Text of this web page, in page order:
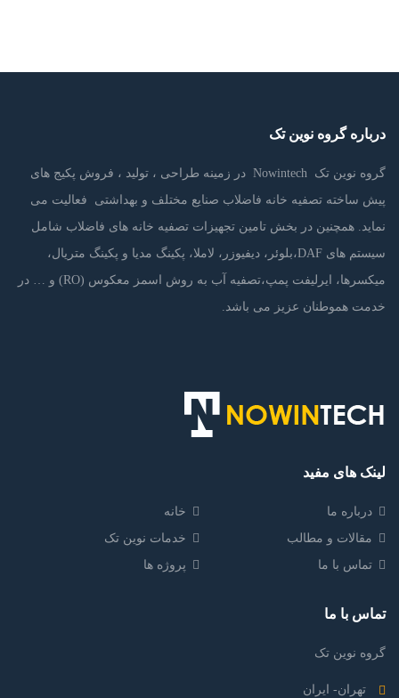
درباره گروه نوین تک
گروه نوین تک Nowintech در زمینه طراحی ، تولید ، فروش پکیج های
پیش ساخته تصفیه خانه فاضلاب صنایع مختلف و بهداشتی فعالیت می
نماید. همچنین در بخش تامین تجهیزات تصفیه خانه های فاضلاب شامل
سیستم های DAF،بلوئر، دیفیوزر، لاملا، پکینگ مدیا و پکینگ متریال،
میکسرها، ایرلیفت پمپ،تصفیه آب به روش اسمز معکوس (RO) و … در
خدمت هموطنان عزیز می باشد.
لینک های مفید
خانه
درباره ما
خدمات نوین تک
مقالات و مطالب
پروژه ها
تماس با ما
تماس با ما
گروه نوین تک
تهران- ایران